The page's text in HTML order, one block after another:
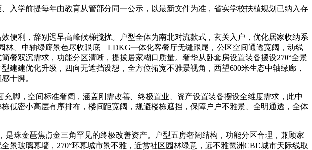
学前提每年由教育从管部分同一公示，以最新文件为准，省实学校扶植规划已纳入存
利，辞别迟早高峰候梯搅扰。户型全体为南北对流款式，玄关入户，优化居家收纳系
、中轴绿廊景色尽收眼底；LDKG一体化客餐厅无缝跟尾，公区空间通透宽阔，动线
双沉需求，功能分区清晰，提拔居家糊口质量。奢华从卧套房设置装备摆设270°全景
建优化升级，四向无遮挡设想，全方位拓宽不雅景视角，西望600米生态中轴绿廊，
十脚。
，空间标准奢阔，涵盖刚需改善、终极置业、资产设置装备摆设全维度需求，此中
低密小高层有序排布，楼间距宽阔，规避楼栋遮挡，保障户户不雅景、全明通透，全体
珠金琶焦点金三角罕见的终极改善资产。户型五房奢阔结构，功能分区合理，兼顾家
玻璃幕墙，270°环幕城市景不雅，近赏社区园林绿意，远不雅琶洲CBD城市天际线取